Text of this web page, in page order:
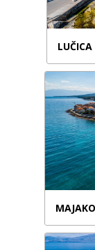
LUČICA